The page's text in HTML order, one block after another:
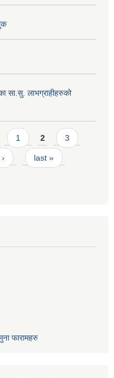
सा.सु. लाभग्राहीहरुको
1 2 3
last »
फारामहरु